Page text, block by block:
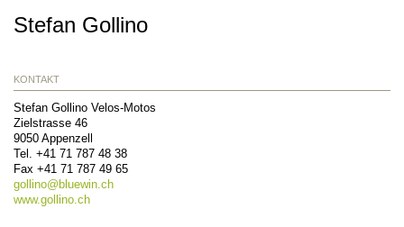
Stefan Gollino
KONTAKT
Stefan Gollino Velos-Motos
Zielstrasse 46
9050 Appenzell
Tel. +41 71 787 48 38
Fax +41 71 787 49 65
gollino@ bluewin.ch
www.gollino.ch